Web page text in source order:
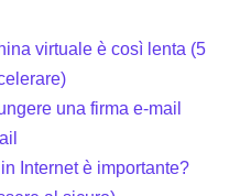
virtuale è così lenta (5
una firma e-mail
Internet è importante?